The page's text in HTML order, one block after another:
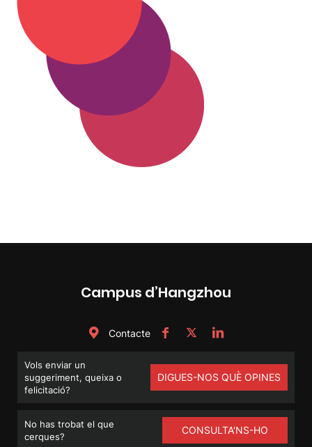
Campus d’Hangzhou
Contacte
Vols enviar un
suggeriment, queixa o
felicitació?
DIGUES-NOS QUÈ OPINES
No has trobat el que
cerques?
CONSULTA'NS-HO